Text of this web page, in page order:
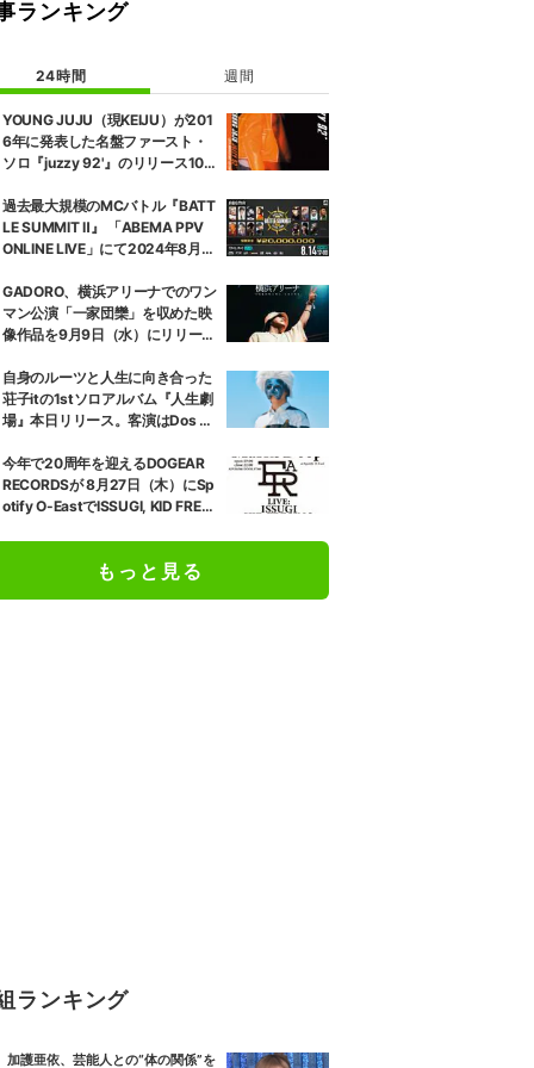
ランキング
24時間 週間
YOUNG JUJU（現KEIJU）が201
6年に発表した名盤ファースト・
ソロ『juzzy 92'』のリリース10
Anniversary Edition)』が2枚組O
range Color Vinyl／帯付き見開き
ジャケット／完全限定プレスのア
過去最大規模のMCバトル『BATT
LE SUMMIT Ⅱ』 「ABEMA PPV
ONLINE LIVE」にて2024年8月1
GADORO、横浜アリーナでのワン
マン公演「一家団欒」を収めた映
像作品を9月9日（水）にリリー
自身のルーツと人生に向き合った
荘子itの1stソロアルバム『人生劇
場』本日リリース。客演はDos M
み。
今年で20周年を迎えるDOGEAR
RECORDSが 8月27日（木）にSp
otify O-EastでISSUGI, KID FRESI
もっと見る
ランキング
加護亜依、芸能人との“体の関係”を